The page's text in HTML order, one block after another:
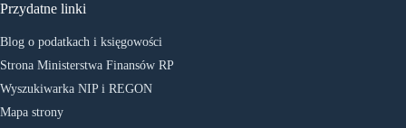
Przydatne linki
Blog o podatkach i księgowości
Strona Ministerstwa Finansów RP
Wyszukiwarka NIP i REGON
Mapa strony